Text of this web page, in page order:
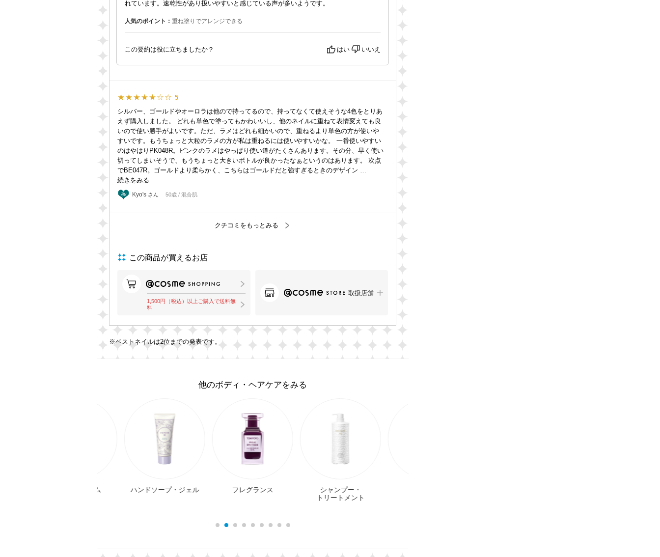
れています。速乾性があり扱いやすいと感じている声が多いようです。
人気のポイント： 重ね塗りでアレンジできる
この要約は役に立ちましたか？ はい いいえ
★★★★★☆☆ 5
シルバー、ゴールドやオーロラは他ので持ってるので、持ってなくて使えそうな4色をとりあ
えず購入しました。 どれも単色で塗ってもかわいいし、他のネイルに重ねて表情変えても良
いので使い勝手がよいです。ただ、ラメはどれも細かいので、重ねるより単色の方が使いや
すいです。もうちょっと大粒のラメの方が私は重ねるには使いやすいかな。 一番使いやすい
のはやはりPK048R。ピンクのラメはやっぱり使い道がたくさんあります。その分、早く使い
切ってしまいそうで、もうちょっと大きいボトルが良かったなぁというのはあります。 次点
でBE047R。ゴールドより柔らかく、こちらはゴールドだと強すぎるときのデザイン …
続きをみる
Kyo's さん 50歳 / 混合肌
クチコミをもっとみる
この商品が買えるお店
1,500円（税込）以上ご購入で送料無
料
取扱店舗
※ベストネイルは2位までの発表です。
他のボディ・ヘアケアをみる
ハンドクリーム ハンドソープ・ジェル フレグランス
シャンプー・
トリートメント